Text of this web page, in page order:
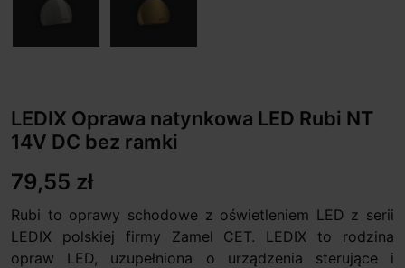
LEDIX Oprawa natynkowa LED Rubi NT
14V DC bez ramki
79,55 zł
Rubi to oprawy schodowe z oświetleniem LED z serii
LEDIX polskiej firmy Zamel CET. LEDIX to rodzina
opraw LED, uzupełniona o urządzenia sterujące i